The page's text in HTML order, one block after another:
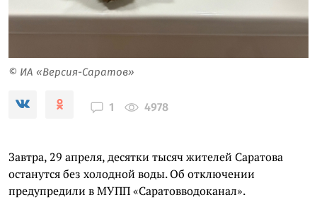
© ИА «Версия-Саратов»
1 4978
Завтра, 29 апреля, десятки тысяч жителей Саратова
останутся без холодной воды. Об отключении
предупредили в МУПП «Саратовводоканал».